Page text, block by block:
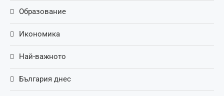
Образование
Икономика
Най-важното
България днес